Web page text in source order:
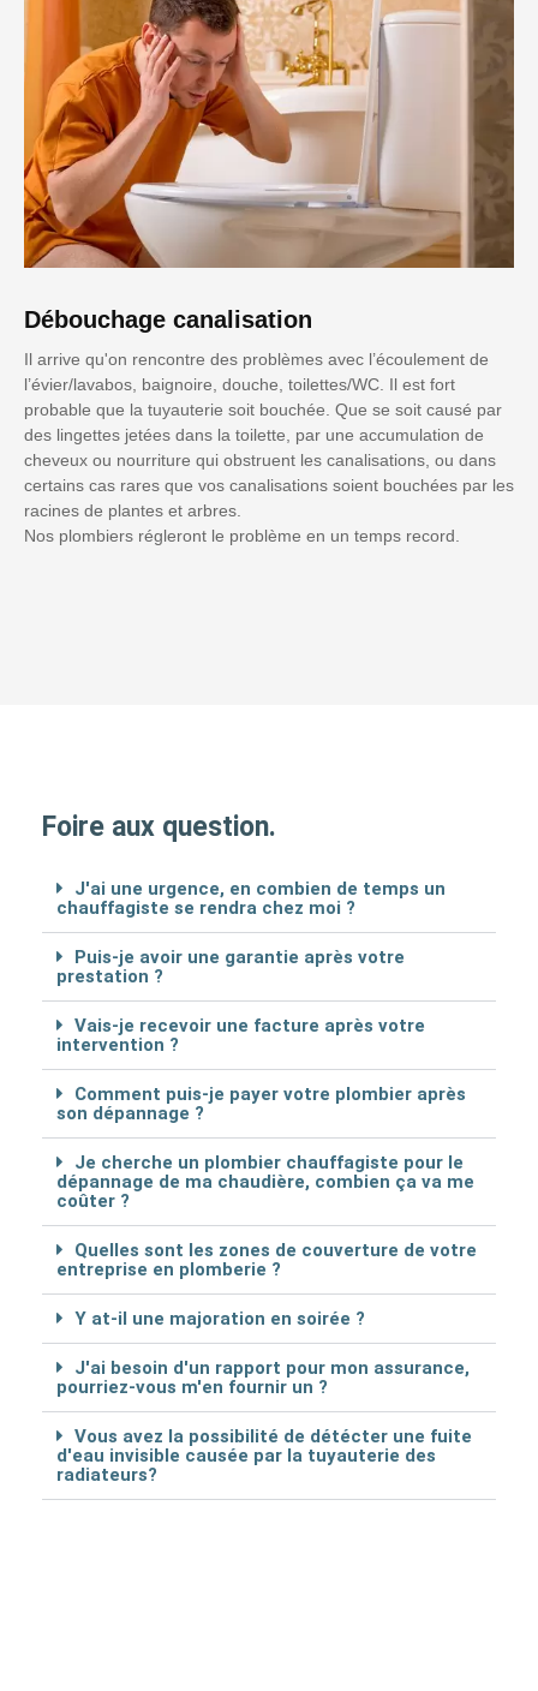
Débouchage canalisation
Il arrive qu'on rencontre des problèmes avec l’écoulement de
l’évier/lavabos, baignoire, douche, toilettes/WC. Il est fort
probable que la tuyauterie soit bouchée. Que se soit causé par
des lingettes jetées dans la toilette, par une accumulation de
cheveux ou nourriture qui obstruent les canalisations, ou dans
certains cas rares que vos canalisations soient bouchées par les
racines de plantes et arbres.
Nos plombiers régleront le problème en un temps record.
Foire aux question.
J'ai une urgence, en combien de temps un
chauffagiste se rendra chez moi ?
Puis-je avoir une garantie après votre
prestation ?
Vais-je recevoir une facture après votre
intervention ?
Comment puis-je payer votre plombier après
son dépannage ?
Je cherche un plombier chauffagiste pour le
dépannage de ma chaudière, combien ça va me
coûter ?
Quelles sont les zones de couverture de votre
entreprise en plomberie ?
Y at-il une majoration en soirée ?
J'ai besoin d'un rapport pour mon assurance,
pourriez-vous m'en fournir un ?
Vous avez la possibilité de détécter une fuite
d'eau invisible causée par la tuyauterie des
radiateurs?